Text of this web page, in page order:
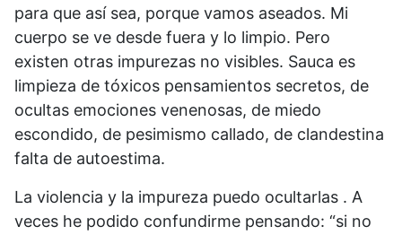
para que así sea, porque vamos aseados. Mi
cuerpo se ve desde fuera y lo limpio. Pero
existen otras impurezas no visibles. Sauca es
limpieza de tóxicos pensamientos secretos, de
ocultas emociones venenosas, de miedo
escondido, de pesimismo callado, de clandestina
falta de autoestima.
La violencia y la impureza puedo ocultarlas . A
veces he podido confundirme pensando: “si no